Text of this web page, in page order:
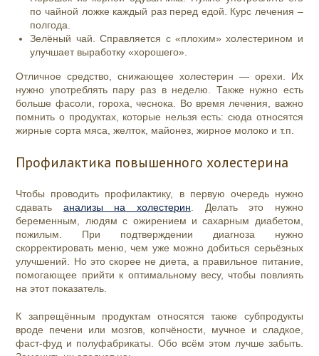
по чайной ложке каждый раз перед едой. Курс лечения –
полгода.
Зелёный чай. Справляется с «плохим» холестерином и
улучшает выработку «хорошего».
Отличное средство, снижающее холестерин — орехи. Их
нужно употреблять пару раз в неделю. Также нужно есть
больше фасоли, гороха, чеснока. Во время лечения, важно
помнить о продуктах, которые нельзя есть: сюда относятся
жирные сорта мяса, желток, майонез, жирное молоко и т.п.
Профилактика повышенного холестерина
Чтобы проводить профилактику, в первую очередь нужно
сдавать анализы на холестерин . Делать это нужно
беременным, людям с ожирением и сахарным диабетом,
пожилым. При подтверждении диагноза нужно
скорректировать меню, чем уже можно добиться серьёзных
улучшений. Но это скорее не диета, а правильное питание,
помогающее прийти к оптимальному весу, чтобы повлиять
на этот показатель.
К запрещённым продуктам относятся также субпродукты
вроде печени или мозгов, копчёности, мучное и сладкое,
фаст-фуд и полуфабрикаты. Обо всём этом лучше забыть.